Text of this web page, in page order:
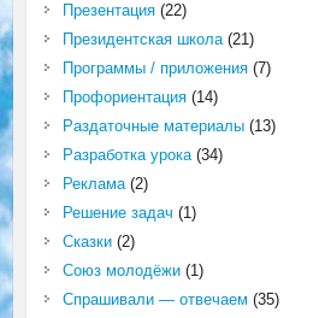
Презентация(22)
Президентская школа(21)
Программы / приложения(7)
Профориентация(14)
Раздаточные материалы(13)
Разработка урока(34)
Реклама(2)
Решение задач (1)
Сказки(2)
Союз молодёжи(1)
Спрашивали — отвечаем (35)